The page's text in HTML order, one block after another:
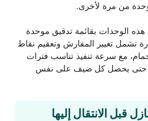
من مرة لأخرى.
الوحدات بقائمة تدقيق موحدة
تشمل تغيير المفارش وتعقيم نقاط
مع سرعة تنفيذ تناسب فترات
حتى يحصل كل ضيف على نفس
قبل الانتقال إليها